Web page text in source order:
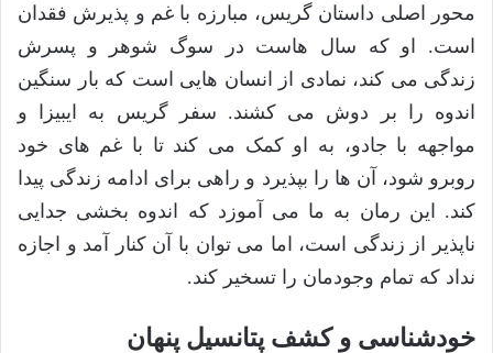
محور اصلی داستان گریس، مبارزه با غم و پذیرش فقدان
است. او که سال هاست در سوگ شوهر و پسرش
زندگی می کند، نمادی از انسان هایی است که بار سنگین
اندوه را بر دوش می کشند. سفر گریس به ایبیزا و
مواجهه با جادو، به او کمک می کند تا با غم های خود
روبرو شود، آن ها را بپذیرد و راهی برای ادامه زندگی پیدا
کند. این رمان به ما می آموزد که اندوه بخشی جدایی
ناپذیر از زندگی است، اما می توان با آن کنار آمد و اجازه
نداد که تمام وجودمان را تسخیر کند.
خودشناسی و کشف پتانسیل پنهان